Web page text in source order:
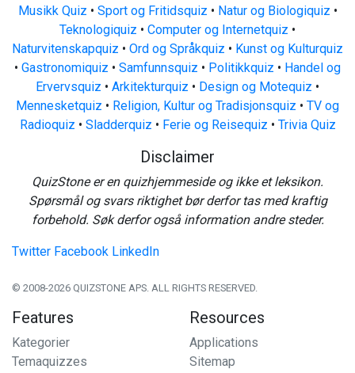
Musikk Quiz • Sport og Fritidsquiz • Natur og Biologiquiz •
Teknologiquiz • Computer og Internetquiz •
Naturvitenskapquiz • Ord og Språkquiz • Kunst og Kulturquiz
• Gastronomiquiz • Samfunnsquiz • Politikkquiz • Handel og
Ervervsquiz • Arkitekturquiz • Design og Motequiz •
Mennesketquiz • Religion, Kultur og Tradisjonsquiz • TV og
Radioquiz • Sladderquiz • Ferie og Reisequiz • Trivia Quiz
Disclaimer
QuizStone er en quizhjemmeside og ikke et leksikon.
Spørsmål og svars riktighet bør derfor tas med kraftig
forbehold. Søk derfor også information andre steder.
Twitter Facebook LinkedIn
© 2008-2026 QUIZSTONE APS. ALL RIGHTS RESERVED.
Features
Kategorier
Temaquizzes
Resources
Applications
Sitemap